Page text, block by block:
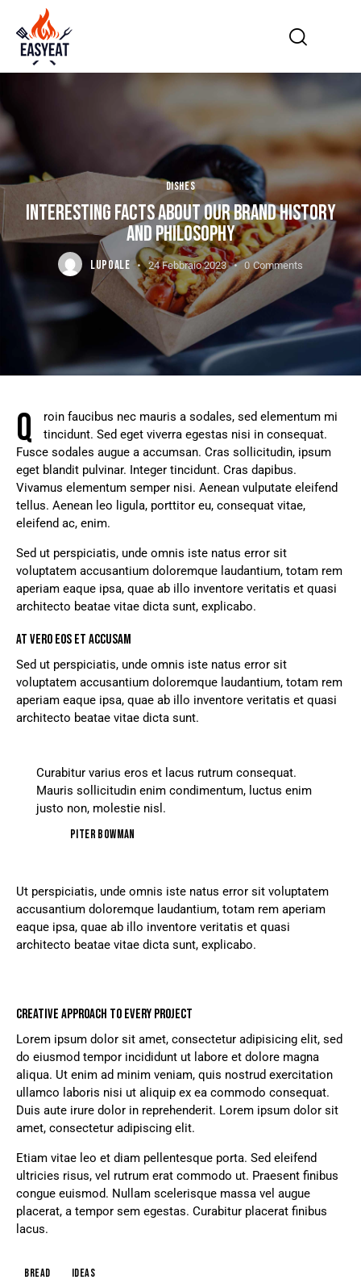
DISHES
INTERESTING FACTS ABOUT OUR BRAND HISTORY
AND PHILOSOPHY
LUPOALE 24 Febbraio 2023 0 Comments
Q
roin faucibus nec mauris a sodales, sed elementum mi
tincidunt. Sed eget viverra egestas nisi in consequat.
Fusce sodales augue a accumsan. Cras sollicitudin, ipsum
eget blandit pulvinar. Integer tincidunt. Cras dapibus.
Vivamus elementum semper nisi. Aenean vulputate eleifend
tellus. Aenean leo ligula, porttitor eu, consequat vitae,
eleifend ac, enim.
Sed ut perspiciatis, unde omnis iste natus error sit
voluptatem accusantium doloremque laudantium, totam rem
aperiam eaque ipsa, quae ab illo inventore veritatis et quasi
architecto beatae vitae dicta sunt, explicabo.
AT VERO EOS ET ACCUSAM
Sed ut perspiciatis, unde omnis iste natus error sit
voluptatem accusantium doloremque laudantium, totam rem
aperiam eaque ipsa, quae ab illo inventore veritatis et quasi
architecto beatae vitae dicta sunt.
Curabitur varius eros et lacus rutrum consequat.
Mauris sollicitudin enim condimentum, luctus enim
justo non, molestie nisl.
Piter Bowman
Ut perspiciatis, unde omnis iste natus error sit voluptatem
accusantium doloremque laudantium, totam rem aperiam
eaque ipsa, quae ab illo inventore veritatis et quasi
architecto beatae vitae dicta sunt, explicabo.
CREATIVE APPROACH TO EVERY PROJECT
Lorem ipsum dolor sit amet, consectetur adipisicing elit, sed
do eiusmod tempor incididunt ut labore et dolore magna
aliqua. Ut enim ad minim veniam, quis nostrud exercitation
ullamco laboris nisi ut aliquip ex ea commodo consequat.
Duis aute irure dolor in reprehenderit. Lorem ipsum dolor sit
amet, consectetur adipiscing elit.
Etiam vitae leo et diam pellentesque porta. Sed eleifend
ultricies risus, vel rutrum erat commodo ut. Praesent finibus
congue euismod. Nullam scelerisque massa vel augue
placerat, a tempor sem egestas. Curabitur placerat finibus
lacus.
Bread Ideas